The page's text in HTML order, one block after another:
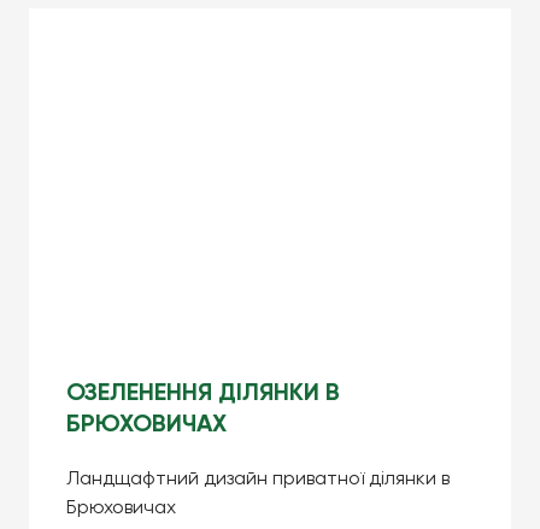
ОЗЕЛЕНЕННЯ ДІЛЯНКИ В
БРЮХОВИЧАХ
Ландщафтний дизайн приватної ділянки в
Брюховичах